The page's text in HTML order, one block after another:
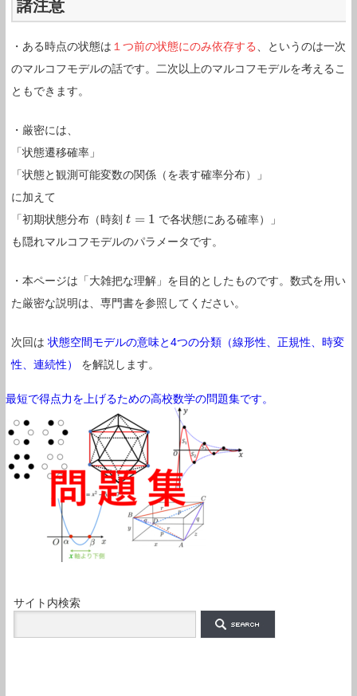
諸注意
・ある時点の状態は １つ前の状態にのみ依存する、というのは一次
のマルコフモデルの話です。二次以上のマルコフモデルを考えるこ
ともできます。
・厳密には、
「状態遷移確率」
「状態と観測可能変数の関係（を表す確率分布）」
に加えて
「初期状態分布（時刻 t = 1
t= 1
で各状態にある確率）」
も隠れマルコフモデルのパラメータです。
・本ページは「大雑把な理解」を目的としたものです。数式を用い
た厳密な説明は、専門書を参照してください。
次回は 状態空間モデルの意味と4つの分類（線形性、正規性、時変
性、連続性）
を解説します。
最短で得点力を上げるための高校数学の問題集です。
サイト内検索